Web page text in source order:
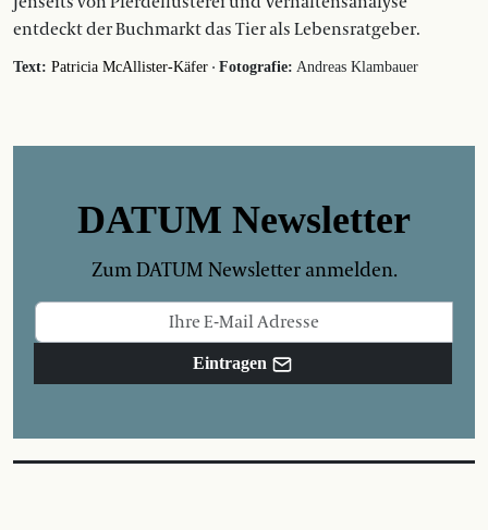
entdeckt der Buchmarkt das Tier als Lebensratgeber.
Text: Patricia McAllister-Käfer · Fotografie: Andreas Klambauer
DATUM Newsletter
Zum DATUM Newsletter anmelden.
Eintragen